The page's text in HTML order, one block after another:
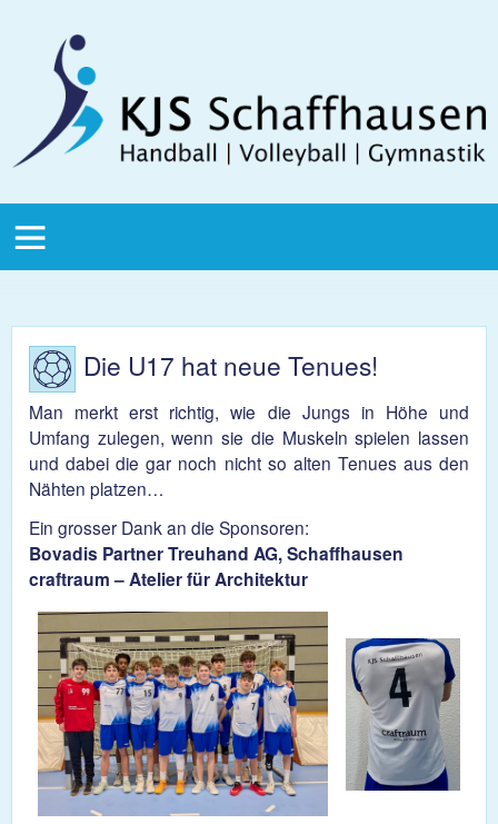
Schaffhausen
Menu
Die U17 hat neue Tenues!
Man merkt erst richtig, wie die Jungs in Höhe und
Umfang zulegen, wenn sie die Muskeln spielen lassen
und dabei die gar noch nicht so alten Tenues aus den
Nähten platzen…
Ein grosser Dank an die Sponsoren:
Bovadis Partner Treuhand AG, Schaffhausen
craftraum – Atelier für Architektur